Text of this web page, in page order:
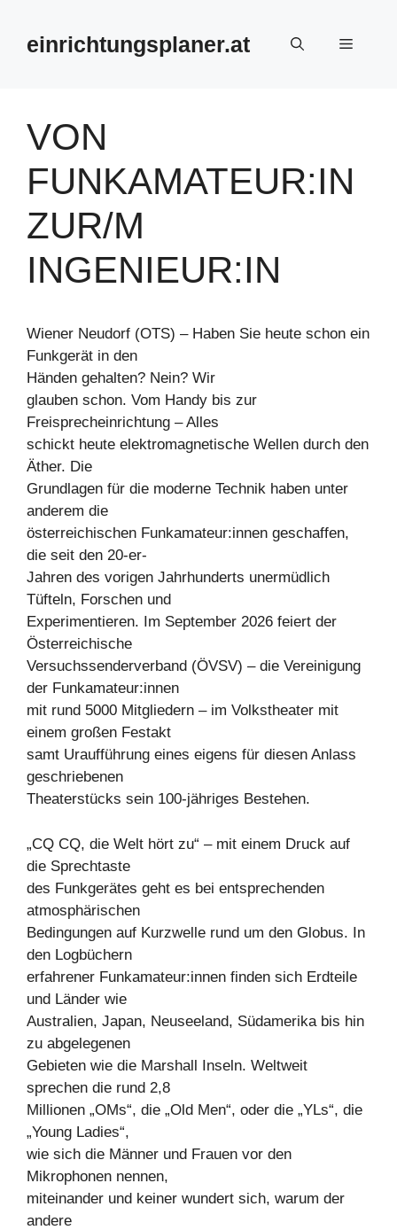
springeneinrichtungsplaner.at Menü
VON
FUNKAMATEUR:IN
ZUR/M
INGENIEUR:IN
Wiener Neudorf (OTS) – Haben Sie heute schon ein
Funkgerät in den
Händen gehalten? Nein? Wir
glauben schon. Vom Handy bis zur
Freisprecheinrichtung – Alles
schickt heute elektromagnetische Wellen durch den
Äther. Die
Grundlagen für die moderne Technik haben unter
anderem die
österreichischen Funkamateur:innen geschaffen,
die seit den 20-er-
Jahren des vorigen Jahrhunderts unermüdlich
Tüfteln, Forschen und
Experimentieren. Im September 2026 feiert der
Österreichische
Versuchssenderverband (ÖVSV) – die Vereinigung
der Funkamateur:innen
mit rund 5000 Mitgliedern – im Volkstheater mit
einem großen Festakt
samt Uraufführung eines eigens für diesen Anlass
geschriebenen
Theaterstücks sein 100-jähriges Bestehen.
„CQ CQ, die Welt hört zu“ – mit einem Druck auf
die Sprechtaste
des Funkgerätes geht es bei entsprechenden
atmosphärischen
Bedingungen auf Kurzwelle rund um den Globus. In
den Logbüchern
erfahrener Funkamateur:innen finden sich Erdteile
und Länder wie
Australien, Japan, Neuseeland, Südamerika bis hin
zu abgelegenen
Gebieten wie die Marshall Inseln. Weltweit
sprechen die rund 2,8
Millionen „OMs“, die „Old Men“, oder die „YLs“, die
„Young Ladies“,
wie sich die Männer und Frauen vor den
Mikrophonen nennen,
miteinander und keiner wundert sich, warum der
andere